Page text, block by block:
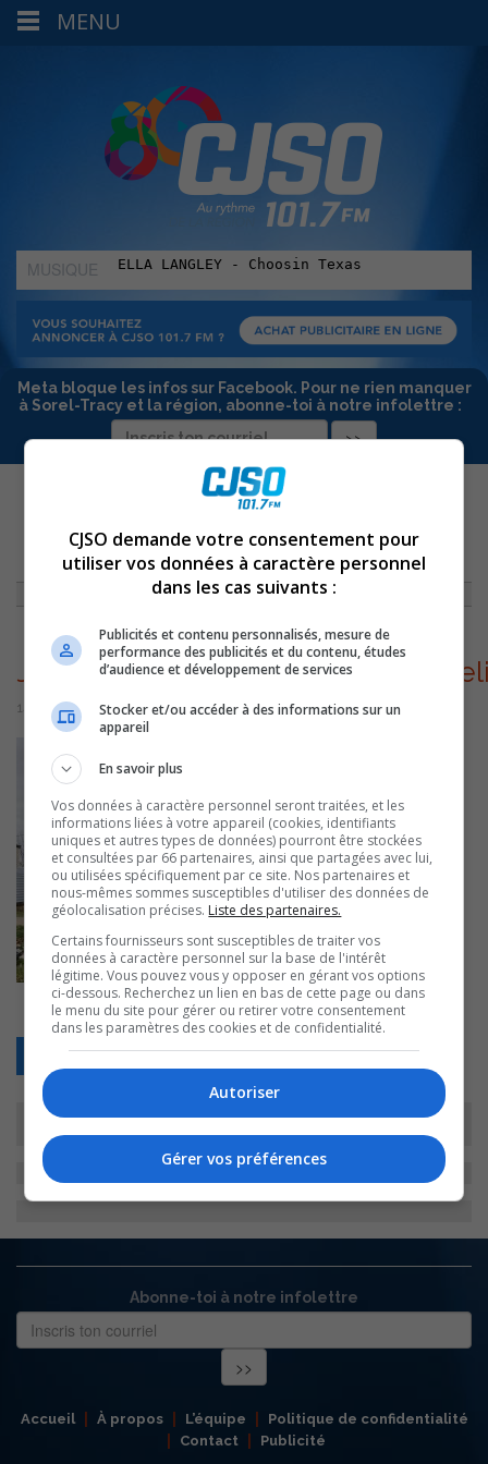
MUSIQUE
:
Meta bloque les infos sur Facebook. Pour ne rien manquer
à Sorel-Tracy et la région, abonne-toi à notre infolettre :
ACCUEIL»ACTUALITÉS»JOUR DU SOUVENIR : UN MONUMENT
INAUGURÉ À SAINT-ROCH-DE-RICHELIEU »
JOURDUSOUVENIRSAINTROCHDERICHELIEU
14 novembre 2022 | Par Sylvain Rochon
Retour
Abonne-toi à notre infolettre
Accueil À propos L’équipe
Politique de confidentialité
Contact
Publicité
MENU
CJSO demande votre consentement pour
utiliser vos données à caractère personnel
dans les cas suivants :
Publicités et contenu personnalisés, mesure de
performance des publicités et du contenu, études
d’audience et développement de services
Stocker et/ou accéder à des informations sur un
appareil
En savoir plus
Vos données à caractère personnel seront traitées, et les
informations liées à votre appareil (cookies, identifiants
uniques et autres types de données) pourront être stockées
et consultées par 66 partenaires, ainsi que partagées avec lui,
ou utilisées spécifiquement par ce site. Nos partenaires et
nous-mêmes sommes susceptibles d'utiliser des données de
géolocalisation précises. Liste des partenaires.
Certains fournisseurs sont susceptibles de traiter vos
données à caractère personnel sur la base de l'intérêt
légitime. Vous pouvez vous y opposer en gérant vos options
ci-dessous. Recherchez un lien en bas de cette page ou dans
le menu du site pour gérer ou retirer votre consentement
dans les paramètres des cookies et de confidentialité.
Autoriser
Gérer vos préférences